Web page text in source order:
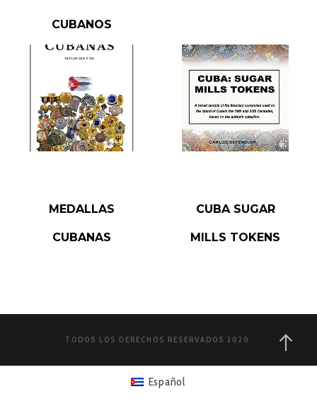
CUBANOS
MEDALLAS
CUBANAS
CUBA SUGAR
MILLS TOKENS
TODOS LOS DERECHOS RESERVADOS 2020.
Español